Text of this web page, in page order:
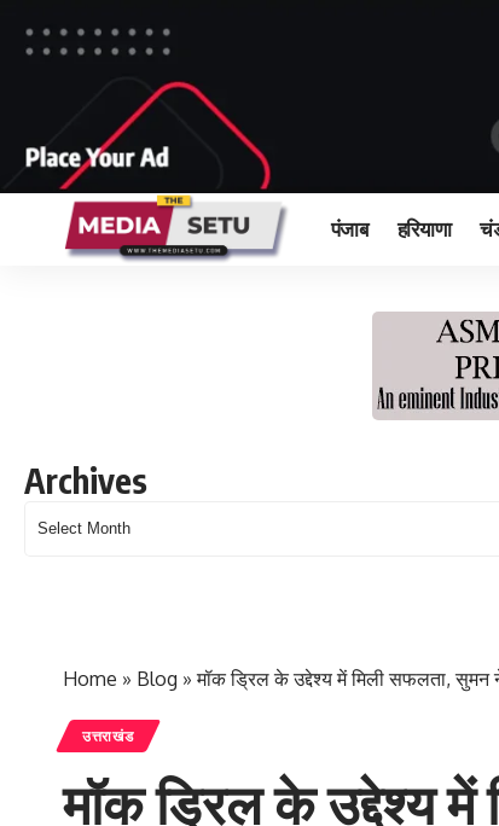
पंजाब हरियाणा
Archives
Home » Blog »मॉक ड्रिल के उद्देश्य में मिली सफलता, सुमन
उत्तराखंड
मॉक ड्रिल के उद्देश्य